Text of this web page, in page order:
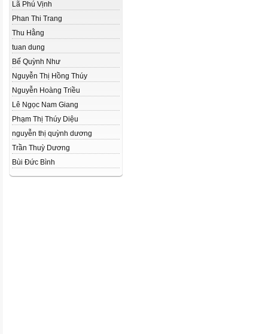
Lã Phú Vịnh
Phan Thi Trang
Thu Hằng
tuan dung
Bế Quỳnh Như
Nguyễn Thị Hồng Thúy
Nguyễn Hoàng Triều
Lê Ngọc Nam Giang
Phạm Thị Thúy Diệu
nguyễn thị quỳnh dương
Trần Thuỳ Dương
Bùi Đức Bình